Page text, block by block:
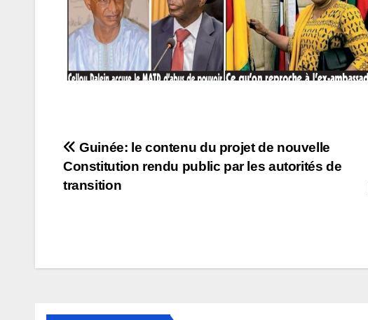
Navigation
de
Guinée: le contenu du projet de nouvelle
Constitution rendu public par les autorités de
transition